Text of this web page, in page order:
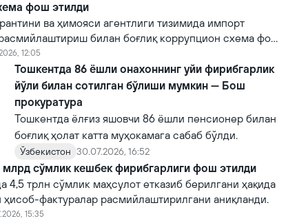
фош этилди
ва ҳимояси агентлиги тизимида импорт
билан боғлиқ коррупцион схема фош
12:05
Тошкентда 86 ёшли онахоннинг уйи фирибгарлик
йўли билан сотилган бўлиши мумкин — Бош
прокуратура
Тошкентда ёлғиз яшовчи 86 ёшли пенсионер билан
боғлиқ ҳолат катта муҳокамага сабаб бўлди.
Ўзбекистон 30.07.2026, 16:52
млрд сўмлик кешбек фирибгарлиги фош этилди
4,5 трлн сўмлик маҳсулот етказиб берилгани ҳақида
ҳисоб-фактуралар расмийлаштирилгани аниқланди.
15:35